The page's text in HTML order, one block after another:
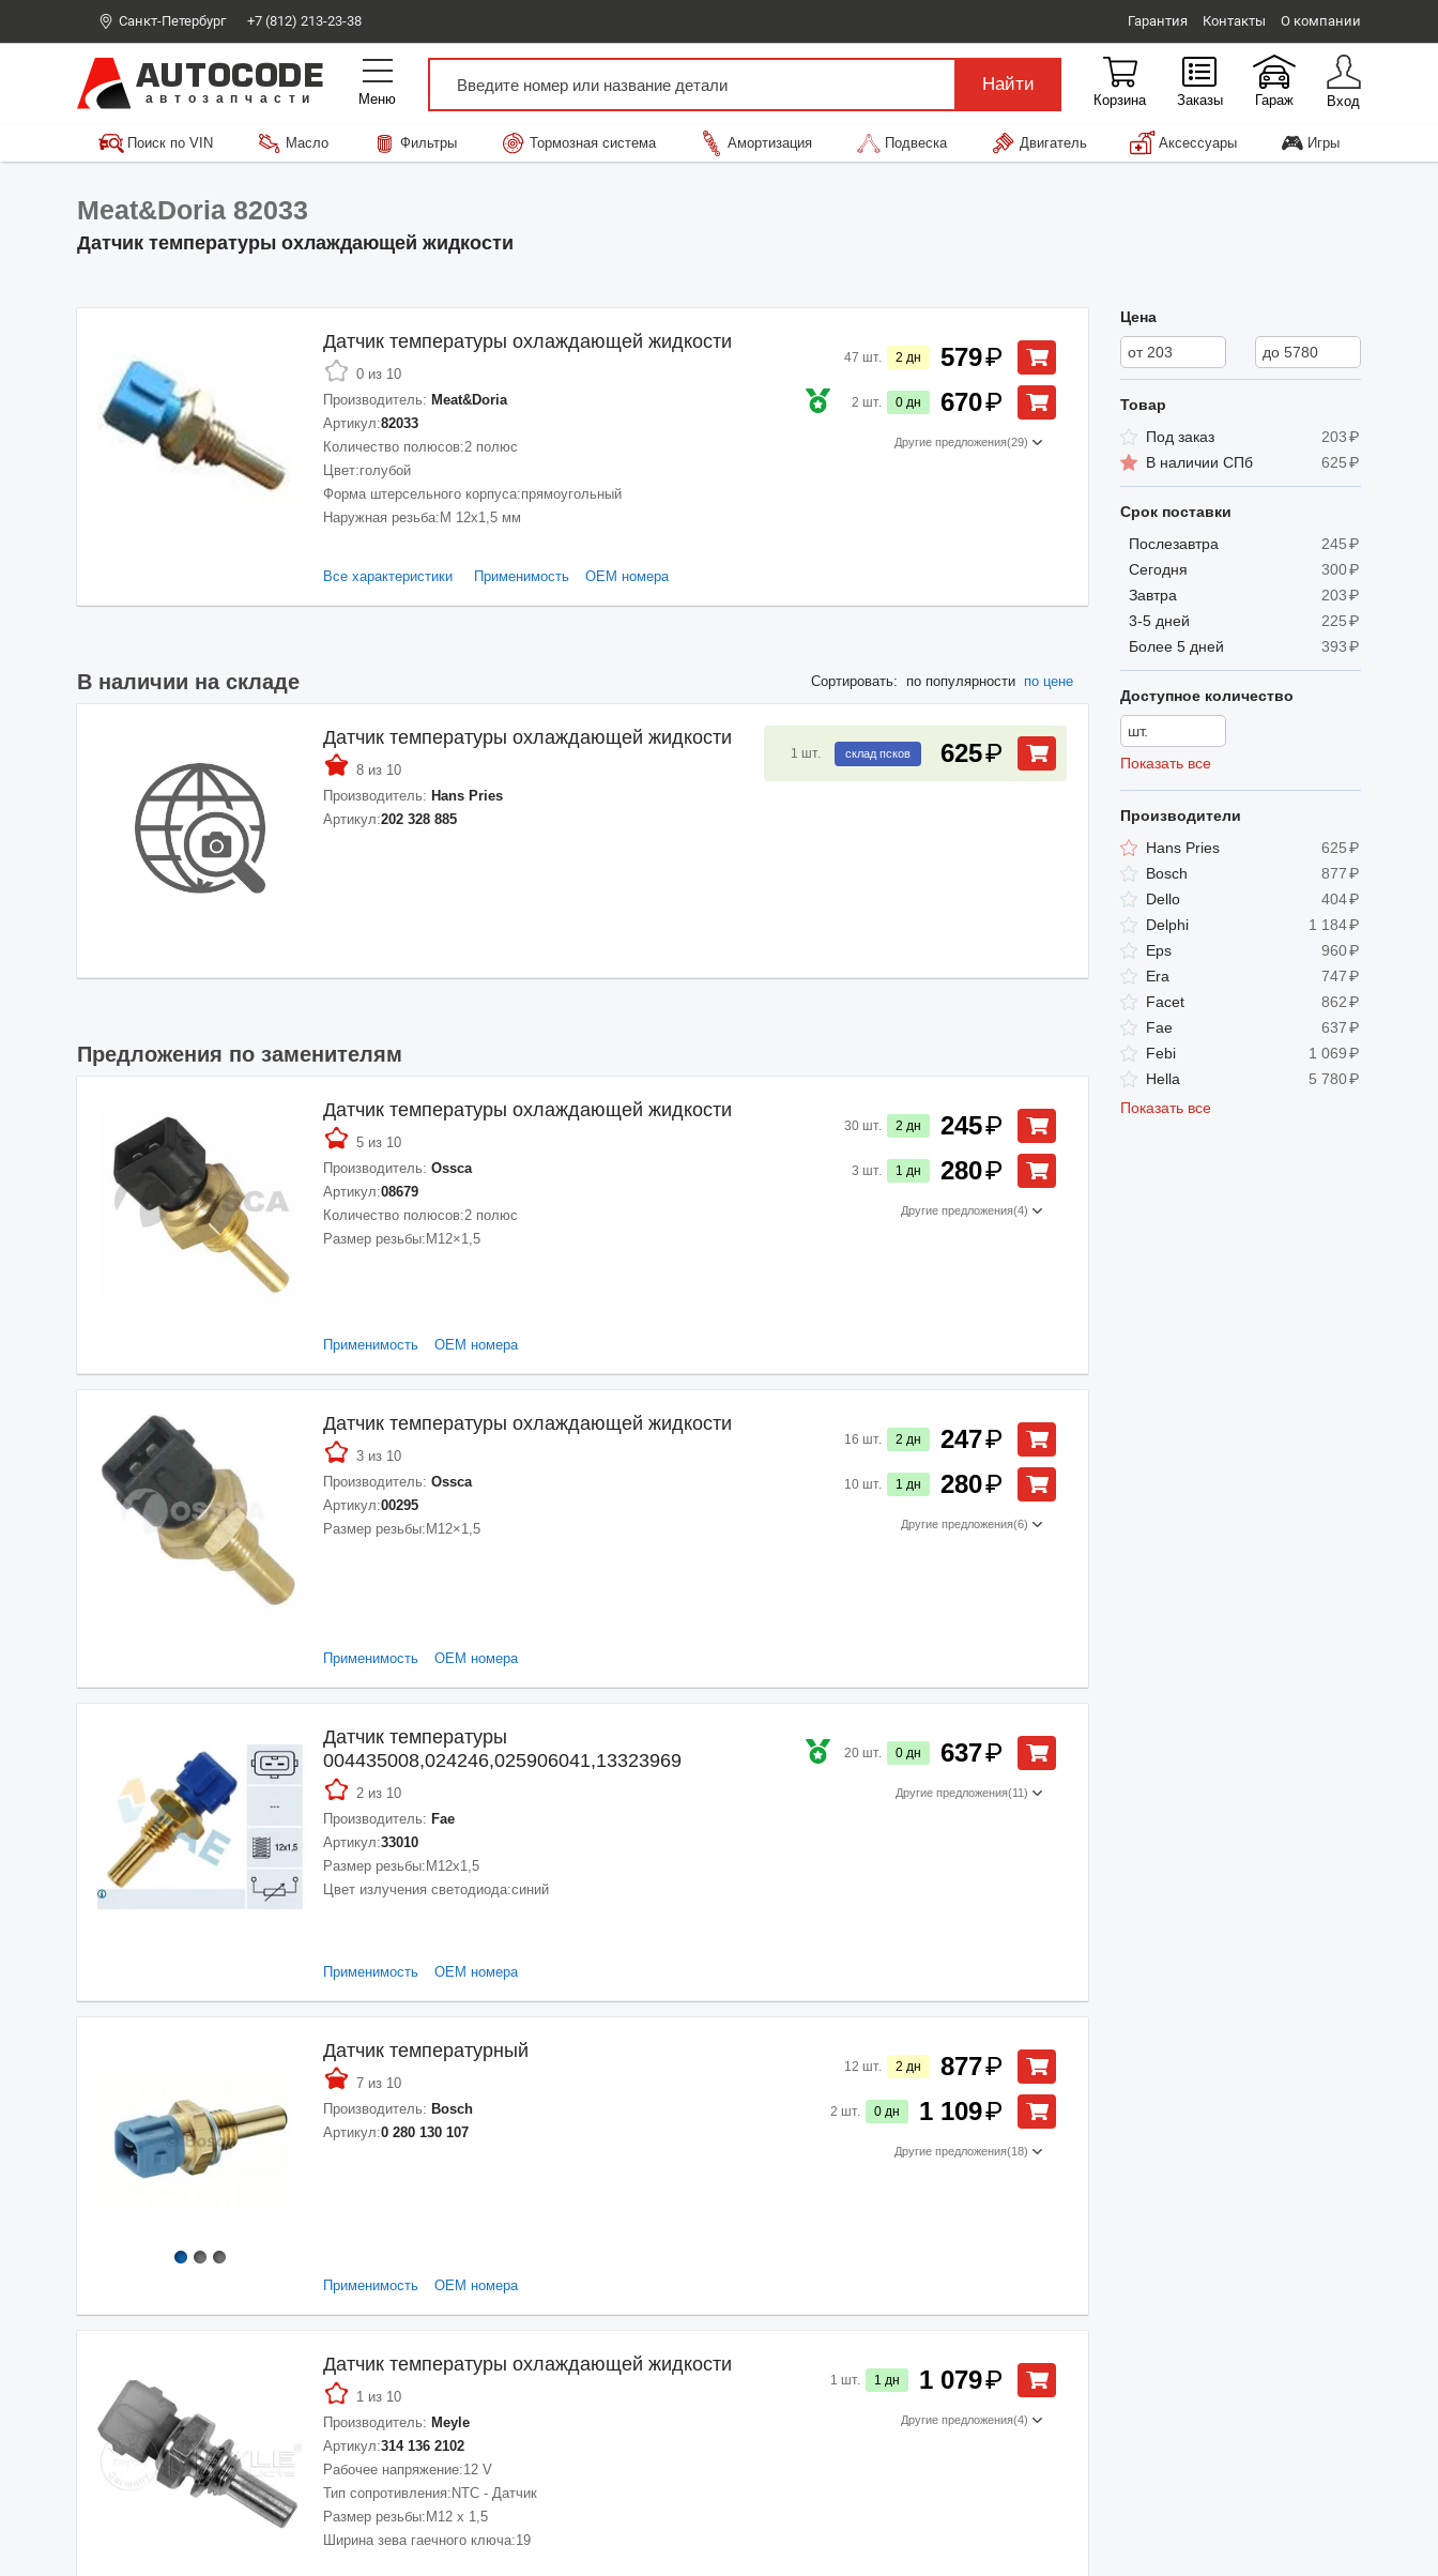
Санкт-Петербург +7 (812) 213-23-38 Гарантия Контакты О компании
AUTOCODE
автозапчасти Меню
Найти
Корзина Заказы Гараж Вход
Поиск по VIN Масло Фильтры Тормозная система Амортизация Подвеска Двигатель Аксессуары 🎮 Игры
Meat&Doria 82033
Датчик температуры охлаждающей жидкости
Датчик температуры охлаждающей жидкости
0 из 10
Производитель: Meat&Doria
Артикул:82033
Количество полюсов:2 полюс
Цвет:голубой
Форма штерсельного корпуса:прямоугольный
Наружная резьба: M 12x1,5 мм
47 шт. 2 дн 579₽
2 шт. 0 дн 670₽
Другие предложения(29)
Все характеристики Применимость ОЕМ номера
В наличии на складе Сортировать: по популярности по цене
Датчик температуры охлаждающей жидкости
8 из 10
Производитель: Hans Pries
Артикул:202 328 885
1 шт. склад псков 625₽
Предложения по заменителям
Датчик температуры охлаждающей жидкости
5 из 10
Производитель: Ossca
Артикул:08679
Количество полюсов:2 полюс
Размер резьбы: M12×1,5
30 шт. 2 дн 245₽
3 шт. 1 дн 280₽
Другие предложения(4)
Применимость ОЕМ номера
Датчик температуры охлаждающей жидкости
3 из 10
Производитель: Ossca
Артикул:00295
Размер резьбы: M12×1,5
16 шт. 2 дн 247₽
10 шт. 1 дн 280₽
Другие предложения(6)
Применимость ОЕМ номера
Датчик температуры
004435008,024246,025906041,13323969
2 из 10
Производитель: Fae
Артикул:33010
Размер резьбы: M12x1,5
Цвет излучения светодиода:синий
20 шт. 0 дн 637₽
Другие предложения(11)
Применимость ОЕМ номера
Датчик температурный
7 из 10
Производитель: Bosch
Артикул:0 280 130 107
12 шт. 2 дн 877₽
2 шт. 0 дн 1 109₽
Другие предложения(18)
Применимость ОЕМ номера
Датчик температуры охлаждающей жидкости
1 из 10
Производитель: Meyle
Артикул:314 136 2102
Рабочее напряжение:12 V
Тип сопротивления: NTC - Датчик
Размер резьбы: M12 x 1,5
Ширина зева гаечного ключа:19
1 шт. 1 дн 1 079₽
Другие предложения(4)
Цена
Товар
Под заказ
203₽
В наличии СПб
625₽
Срок поставки
Послезавтра
245₽
Сегодня
300₽
Завтра
203₽
3-5 дней
225₽
Более 5 дней
393₽
Доступное количество
Показать все
Производители
Hans Pries
625₽
Bosch
877₽
Dello
404₽
Delphi
1 184₽
Eps
960₽
Era
747₽
Facet
862₽
Fae
637₽
Febi
1 069₽
Hella
5 780₽
Показать все